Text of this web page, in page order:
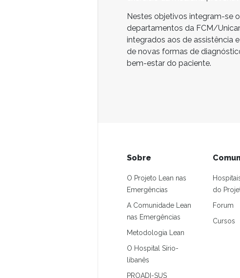
Nestes objetivos integram-se
departamentos da FCM/
integrados aos de assistência
de novas formas de
bem-estar do paciente.
Sobre
O Projeto Lean nas
Emergências
A Comunidade Lean
nas Emergências
Metodologia Lean
O Hospital Sírio-
libanês
PROADI-SUS
do
Forum
Cursos